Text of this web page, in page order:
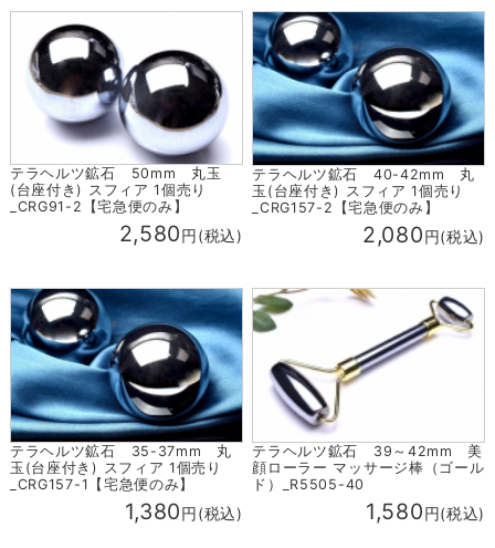
テラヘルツ鉱石 50mm 丸玉
(台座付き) スフィア 1個売り
_CRG91-2【宅急便のみ】
2,580円(税込)
テラヘルツ鉱石 40-42mm 丸
玉(台座付き) スフィア 1個売り
_CRG157-2【宅急便のみ】
2,080円(税込)
テラヘルツ鉱石 35-37mm 丸
玉(台座付き) スフィア 1個売り
_CRG157-1【宅急便のみ】
1,380円(税込)
テラヘルツ鉱石 39～42mm 美
顔ローラー マッサージ棒（ゴール
ド）_R5505-40
1,580円(税込)